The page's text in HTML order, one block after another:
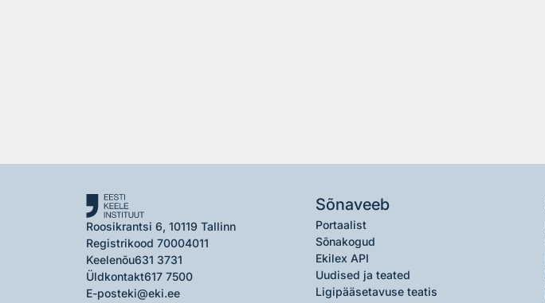
Roosikrantsi 6, 10119 Tallinn
Registrikood 70004011
Keelenõu631 3731
Üldkontakt617 7500
E-posteki@eki.ee
Sõnaveeb
Portaalist
Sõnakogud
Ekilex API
Uudised ja teated
Ligipääsetavuse teatis